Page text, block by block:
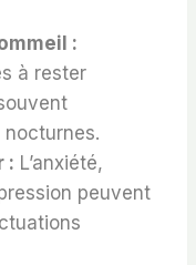
:
à rester
: L’anxiété,
peuvent